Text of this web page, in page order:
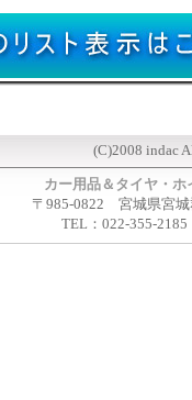
(C)2008 indac
カー用品＆タイヤ・
〒985-0822 宮城県宮城
TEL：022-355-